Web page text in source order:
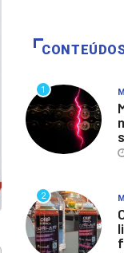
1
2